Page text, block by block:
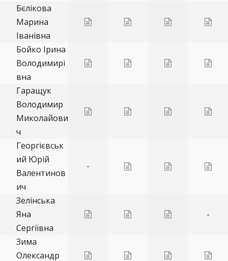
Бєлікова
Марина
Іванівна
Бойко Ірина
Володимирі
вна
Гаращук
Володимир
Миколайови
ч
Георгієвськ
ий Юрій
Валентинов
ич
-
Зелінська
Яна
Сергіївна
-
Зима
Олександр